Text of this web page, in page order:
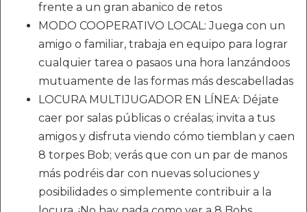
frente a un gran abanico de retos
MODO COOPERATIVO LOCAL: Juega con un
amigo o familiar, trabaja en equipo para lograr
cualquier tarea o pasaos una hora lanzándoos
mutuamente de las formas más descabelladas
LOCURA MULTIJUGADOR EN LÍNEA: Déjate
caer por salas públicas o créalas; invita a tus
amigos y disfruta viendo cómo tiemblan y caen
8 torpes Bob; verás que con un par de manos
más podréis dar con nuevas soluciones y
posibilidades o simplemente contribuir a la